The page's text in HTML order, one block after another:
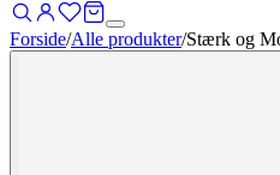
Forside/Alle produkter/Stærk og